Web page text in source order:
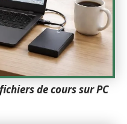
de cours sur PC